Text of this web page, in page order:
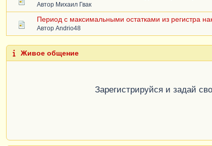
Автор Михаил Гвак
Период с максимальными остатками из регистра
Автор Andrio48
Живое общение
Зарегистрируйся и задай